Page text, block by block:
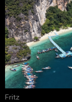
Fritz